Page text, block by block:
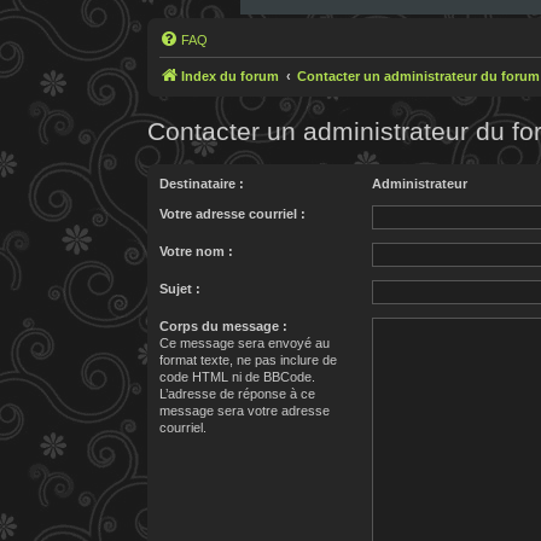
FAQ
Index du forum Contacter un administrateur du forum
Contacter un administrateur du
Destinataire : Administrateur
Votre adresse courriel :
Votre nom :
Sujet :
Corps du message :
Ce message sera envoyé au
format texte, ne pas inclure de
code HTML ni de BBCode.
L’adresse de réponse à ce
message sera votre adresse
courriel.